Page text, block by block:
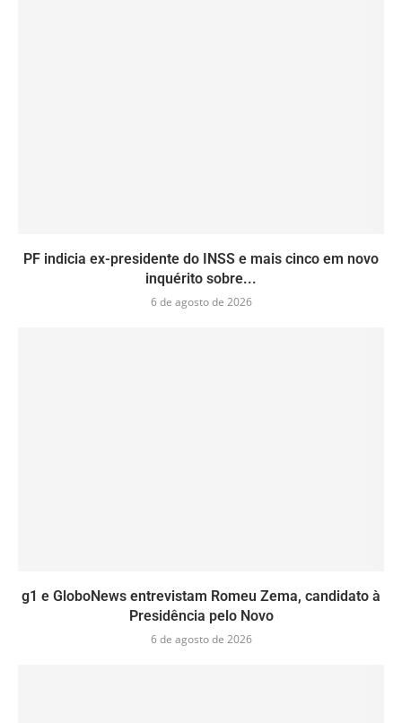
PF indicia ex-presidente do INSS e mais cinco em novo
inquérito sobre...
6 de agosto de 2026
g1 e GloboNews entrevistam Romeu Zema, candidato à
Presidência pelo Novo
6 de agosto de 2026